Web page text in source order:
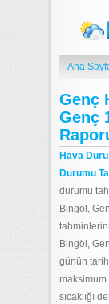
Ana
Genç
Genç
Hava
Durumu
durumu
Bingöl,
Bingöl,
günün
maksimum
sıcaklığı